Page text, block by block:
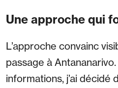
Une approche qui
L’approche convainc
passage à
informations, j’ai décidé